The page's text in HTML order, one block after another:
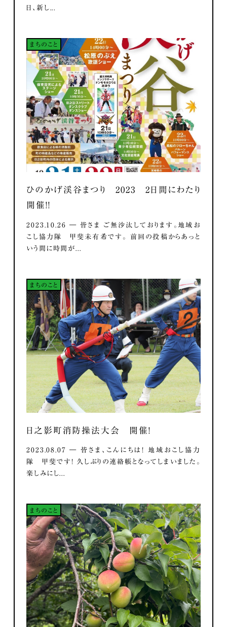
日、新し...
まちのこと
ひのかげ渓谷まつり 2023 2日間にわたり
開催！！
2023.10.26 ― 皆さま ご無沙汰しております。地域お
こし協力隊 甲斐未有希です。 前回の投稿からあっと
いう間に時間が...
まちのこと
日之影町消防操法大会 開催！
2023.08.07 ― 皆さま、こんにちは！ 地域おこし協力
隊 甲斐です！ 久しぶりの連絡帳となってしまいました。
楽しみにし...
まちのこと